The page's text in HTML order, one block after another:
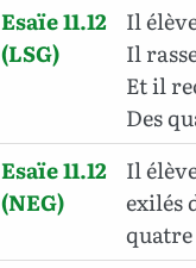
Esaïe 11.12
(LSG)
Il
Il
Et il
Des
Esaïe 11.12
(NEG)
Il
exilés